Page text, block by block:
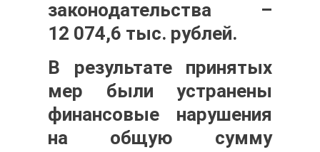
законодательства –
12 074,6 тыс. рублей.
В результате принятых
мер были устранены
финансовые нарушения
на общую сумму